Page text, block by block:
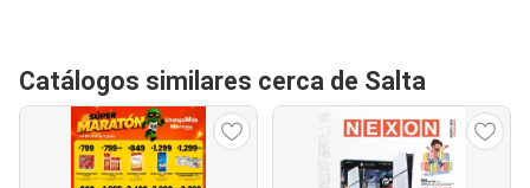
Catálogos similares cerca de Salta